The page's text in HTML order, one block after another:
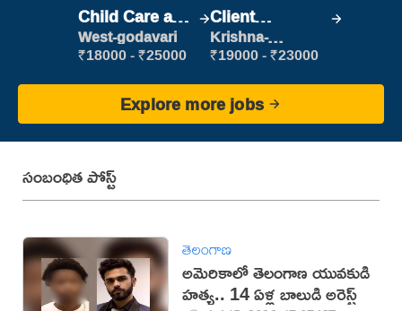
Child Care and
Patient care
West-godavari
₹18000 - ₹25000
Client
Relationship
Executive
Krishna-
vijayawada
₹19000 - ₹23000
Explore more jobs
సంబంధిత పోస్ట్
తెలంగాణ
అమెరికాలో తెలంగాణ యువకుడి
హత్య.. 14 ఏళ్ల బాలుడి అరెస్ట్